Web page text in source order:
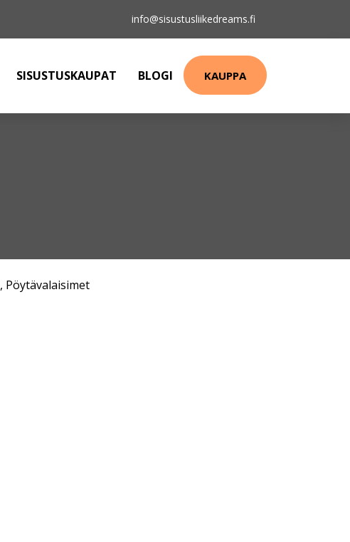
info@sisustusliikedreams.fi
SISUSTUSKAUPAT BLOGI KAUPPA
, Pöytävalaisimet